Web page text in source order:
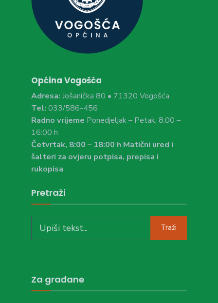
Općina Vogošća
Adresa: Jošanička 80 • 71320 Vogošća
Tel: 033/586-456
Radno vrijeme Ponedjeljak – Petak, 8:00 –
16:00 h
Četvrtak, 8:00 – 18:00 h Matični ured i
šalteri za ovjeru potpisa, prepisa i
rukopisa
Pretraži
for:
Traži
Za građane